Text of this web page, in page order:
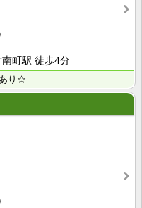
町駅 徒歩4分
り☆